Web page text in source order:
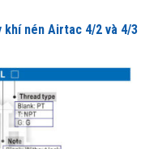
nén Airtac 4/2 và 4/3